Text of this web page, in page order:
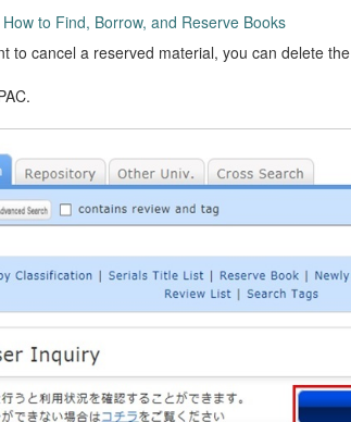
to Find, Borrow, and Reserve Books
to cancel a reserved material, you can delete